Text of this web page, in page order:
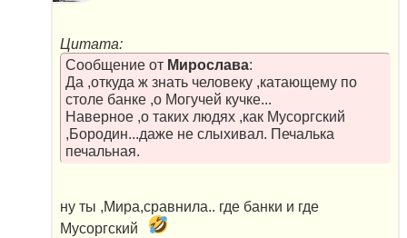
Цитата:
Сообщение от Мирослава:
Да ,откуда ж знать человеку ,катающему по
столе банке ,о Могучей кучке...
Наверное ,о таких людях ,как Мусоргский
,Бородин...даже не слыхивал. Печалька
печальная.
ну ты ,Мира,сравнила.. где банки и где
Мусоргский